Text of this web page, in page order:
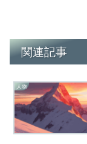
関連記事
人物